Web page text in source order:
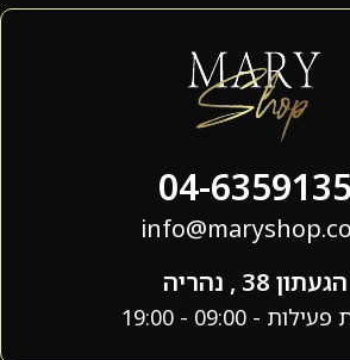
04-6359135
הגעתון 38 , נהריה
- 09:00 - 19:00